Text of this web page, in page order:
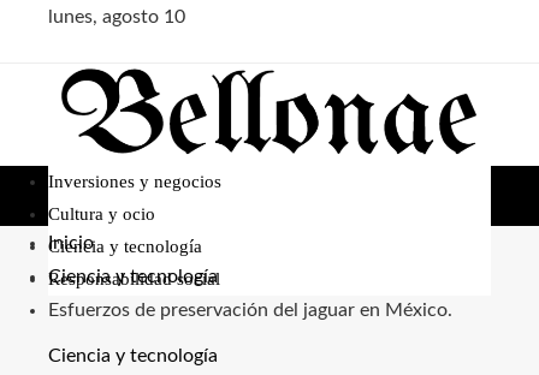
lunes, agosto 10
Inversiones y negocios
Cultura y ocio
Ciencia y tecnología
Responsabilidad social
Inicio
Ciencia y tecnología
Esfuerzos de preservación del jaguar en México.
Ciencia y tecnología